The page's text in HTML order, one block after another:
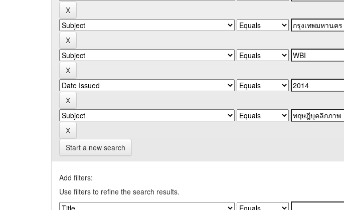
Start a new search
Add filters:
Use filters to refine the search results.